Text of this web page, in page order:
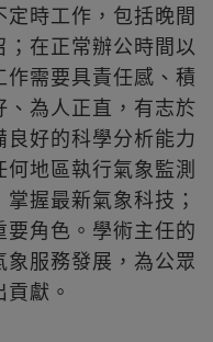
時工作，包括晚間
在正常辦公時間以
需要具責任感、積
為人正直，有志於
好的科學分析能力
地區執行氣象監測
握最新氣象科技；
角色。學術主任的
服務發展，為公眾
獻。